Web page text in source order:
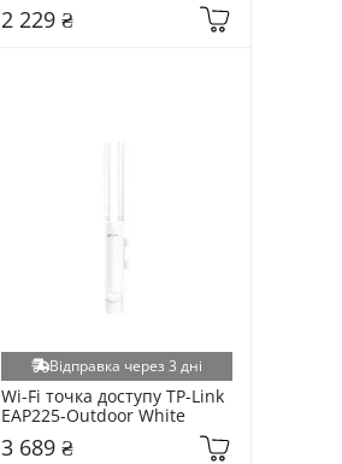
2 229 ₴
Відправка через 3 дні
Wi-Fi точка доступу TP-Link
EAP225-Outdoor White
3 689 ₴